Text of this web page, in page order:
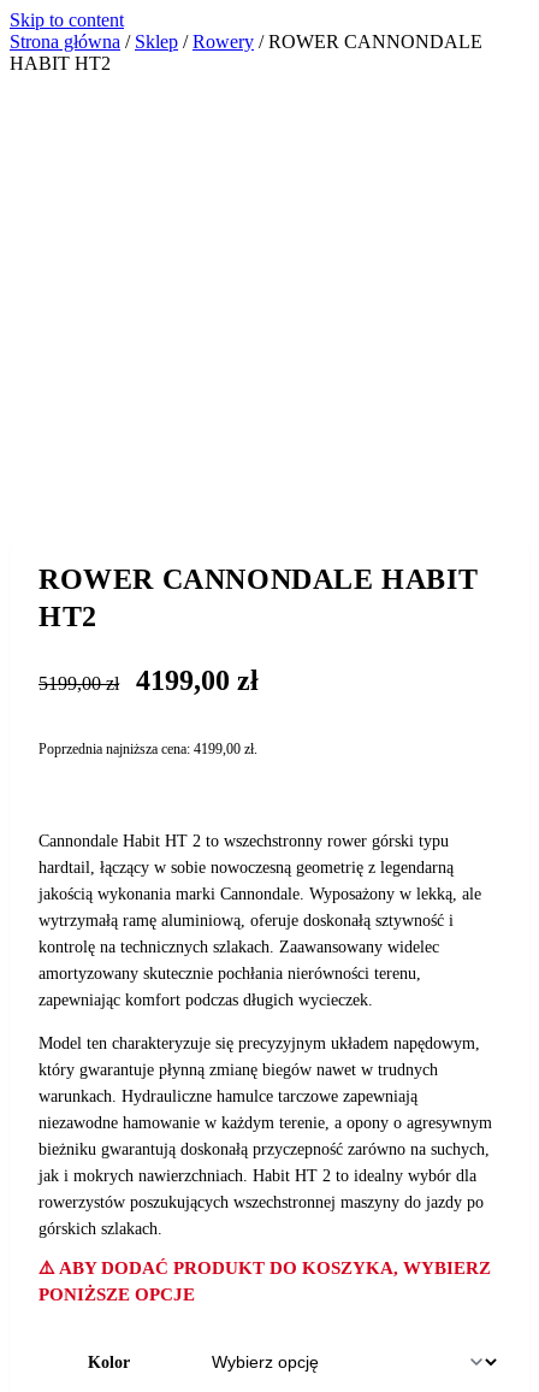
Skip to content
Strona główna / Sklep / Rowery / ROWER CANNONDALE
HABIT HT2
ROWER CANNONDALE HABIT
HT2
5199,00zł
Pierwotna
wynosiła:
4199,00 złAktualna
Poprzednia najniższa cena: 4199,00 zł.
Cannondale Habit HT 2 to wszechstronny rower górski typu
hardtail, łączący w sobie nowoczesną geometrię z legendarną
jakością wykonania marki Cannondale. Wyposażony w lekką, ale
wytrzymałą ramę aluminiową, oferuje doskonałą sztywność i
kontrolę na technicznych szlakach. Zaawansowany widelec
amortyzowany skutecznie pochłania nierówności terenu,
zapewniając komfort podczas długich wycieczek.
Model ten charakteryzuje się precyzyjnym układem napędowym,
który gwarantuje płynną zmianę biegów nawet w trudnych
warunkach. Hydrauliczne hamulce tarczowe zapewniają
niezawodne hamowanie w każdym terenie, a opony o agresywnym
bieżniku gwarantują doskonałą przyczepność zarówno na suchych,
jak i mokrych nawierzchniach. Habit HT 2 to idealny wybór dla
rowerzystów poszukujących wszechstronnej maszyny do jazdy po
górskich szlakach.
⚠️ ABY DODAĆ PRODUKT DO KOSZYKA, WYBIERZ
PONIŻSZE OPCJE
Kolor